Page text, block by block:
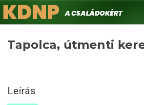
Ugrás
a
Keresés
KDNPA családokért.
Tapolca, útmenti
Leírás